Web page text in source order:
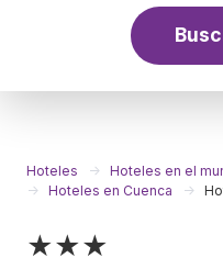
Hoteles Hoteles en el
Hoteles en Cuenca
★★★